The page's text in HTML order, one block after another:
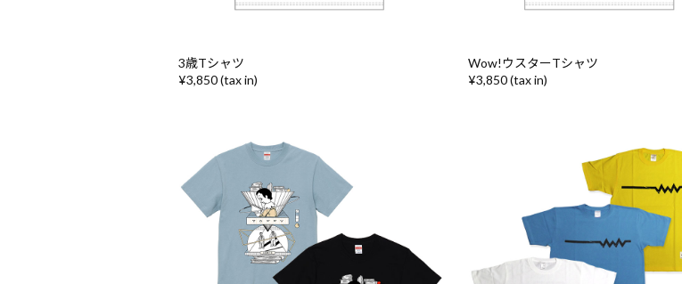
3歳Tシャツ
¥3,850 (tax in)
Wow!ウスターTシャツ
¥3,850 (tax in)